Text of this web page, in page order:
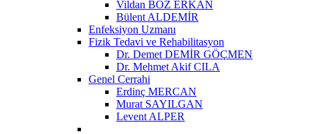
Vildan BOZ ERKAN
Bülent ALDEMİR
Enfeksiyon Uzmanı
Fizik Tedavi ve Rehabilitasyon
Dr. Demet DEMİR GÖÇMEN
Dr. Mehmet Akif CILA
Genel Cerrahi
Erdinç MERCAN
Murat SAYILGAN
Levent ALPER